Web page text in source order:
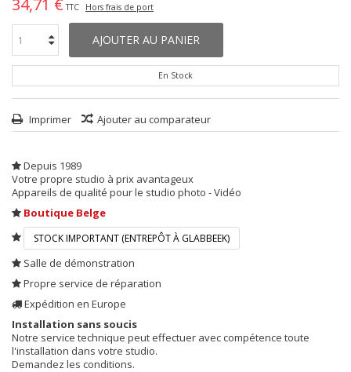
34,71 € TTC Hors frais de port
AJOUTER AU PANIER
En Stock
Imprimer Ajouter au comparateur
Depuis 1989
Votre propre studio à prix avantageux
Appareils de qualité pour le studio photo - Vidéo
Boutique Belge
STOCK IMPORTANT (ENTREPÔT À GLABBEEK)
Salle de démonstration
Propre service de réparation
Expédition en Europe
Installation sans soucis
Notre service technique peut effectuer avec compétence toute
l'installation dans votre studio.
Demandez les conditions.